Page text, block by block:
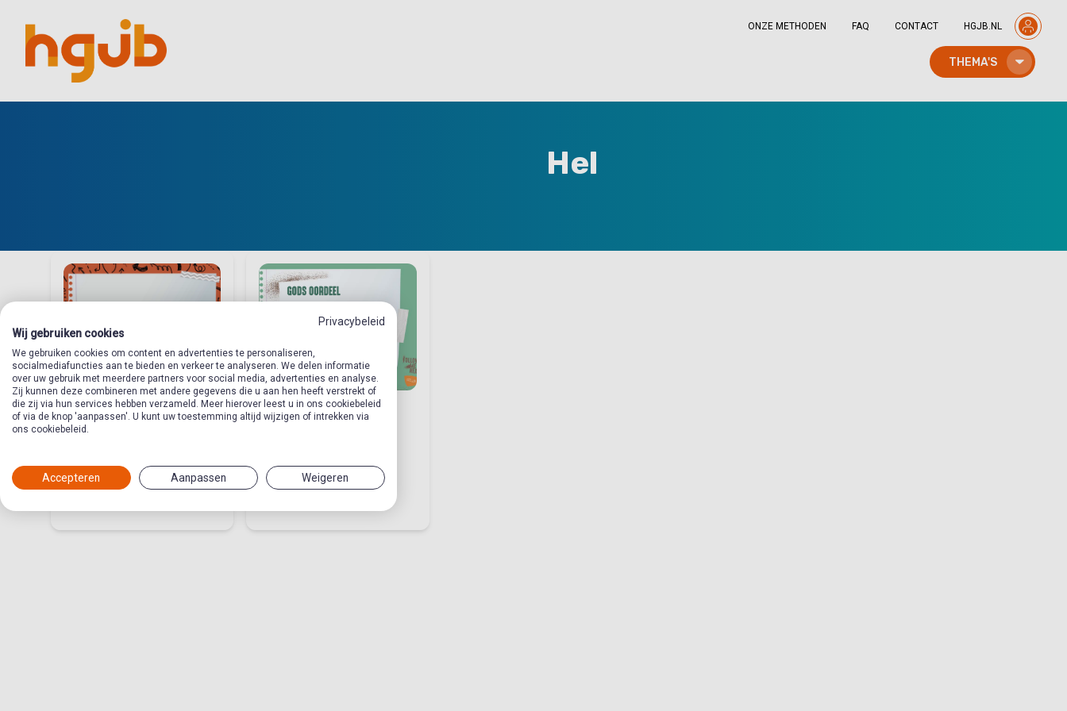
ONZE METHODEN FAQ CONTACT HGJB.NL
THEMA'S
Hel
14 - Voor wie bij God
iedereen in de
hemel?)
Thema in Follow Me
16 - Het oordeel
Thema in Follow Me Next
Privacybeleid
Wij gebruiken cookies
We gebruiken cookies om content en advertenties te personaliseren,
socialmediafuncties aan te bieden en verkeer te analyseren. We delen informatie
over uw gebruik met meerdere partners voor social media, advertenties en analyse.
Zij kunnen deze combineren met andere gegevens die u aan hen heeft verstrekt of
die zij via hun services hebben verzameld. Meer hierover leest u in ons cookiebeleid
of via de knop 'aanpassen'. U kunt uw toestemming altijd wijzigen of intrekken via
ons cookiebeleid.
Accepteren Aanpassen Weigeren